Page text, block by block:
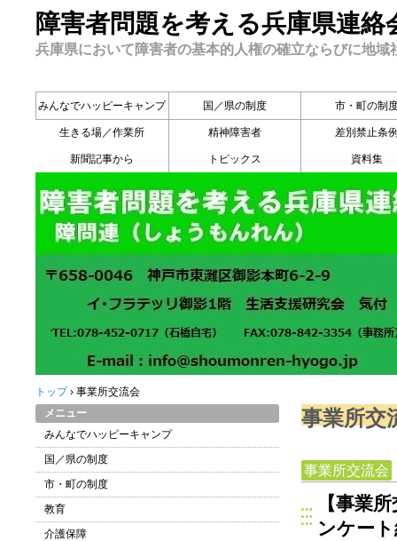
障害者問題を考える兵庫県連
兵庫県において障害者の基本的人権の確立ならびに地
みんなでハッピーキャンプ 国／県の制度 市・町の制
生きる場／作業所 精神障害者 差別禁止条
新聞記事から トピックス 資料集
トップ› 事業所交流会
事業所交
事業所交流会
【事業
ンケー
メニュー
みんなでハッピーキャンプ
国／県の制度
市・町の制度
教育
介護保障